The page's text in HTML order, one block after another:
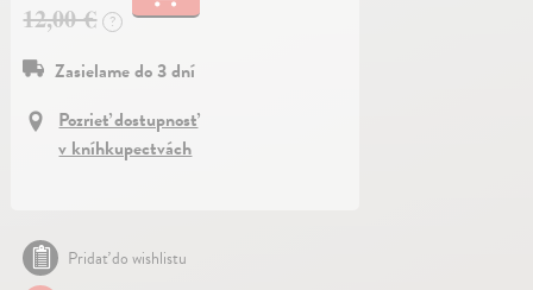
12,00 €
?
Zasielame do 3 dní
Pozrieť dostupnosť
v kníhkupectvách
Pridať do wishlistu